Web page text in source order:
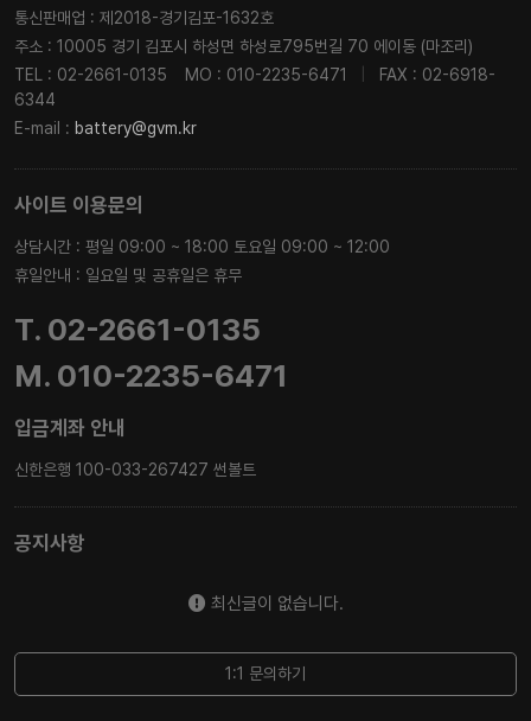
통신판매업 : 제2018-경기김포-1632호
주소 : 10005 경기 김포시 하성면 하성로795번길 70 에이동 (마조리)
TEL : 02-2661-0135
MO : 010-2235-6471
FAX : 02-6918-
6344
E-mail : battery@gvm.kr
사이트 이용문의
상담시간 : 평일 09:00 ~ 18:00 토요일 09:00 ~ 12:00
휴일안내 : 일요일 및 공휴일은 휴무
T. 02-2661-0135
M. 010-2235-6471
입금계좌 안내
신한은행 100-033-267427 썬볼트
공지사항
최신글이 없습니다.
1:1 문의하기